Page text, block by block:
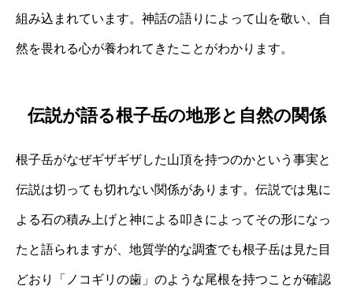
組み込まれています。神話の語りによって山を敬い、自
然を畏れる心が養われてきたことがわかります。
伝説が語る根子岳の地形と自然の関係
根子岳がなぜギザギザした山頂を持つのかという事実と
伝説は切っても切れない関係があります。伝説では鬼に
よる石の積み上げと神による叩きによってその形になっ
たと語られますが、地質学的な調査でも根子岳は見た目
どおり「ノコギリの歯」のような尾根を持つことが確認